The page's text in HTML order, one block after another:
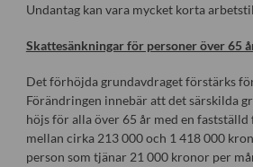
Undantag kan vara mycket korta
Skattesänkningar för personer över 65
Det förhöjda grundavdraget förstärks
Förändringen innebär att det särskilda
höjs för alla över 65 år med en
mellan cirka 213 000 och 1 418 000
person som tjänar 21 000 kronor per